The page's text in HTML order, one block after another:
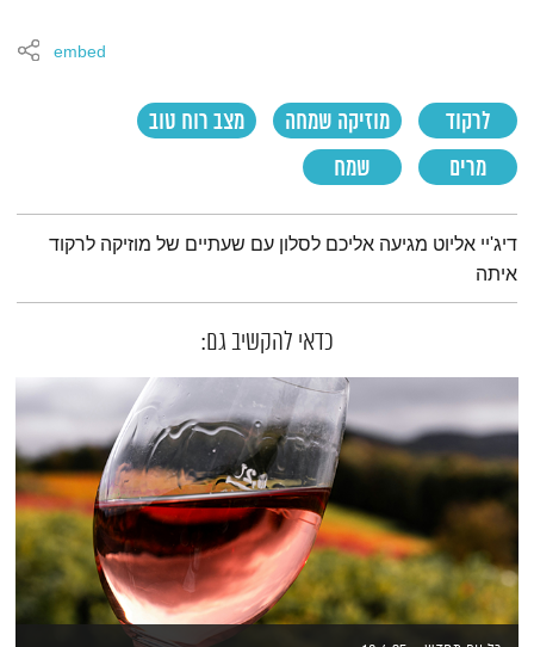
לרקוד מוזיקה שמחה
מצב רוח טוב
מרים
שמח
embed
תמצית הפודקאסט
דיג'יי אליוט מגיעה אליכם לסלון עם שעתיים של מוזיקה לרקוד
איתה
כדאי להקשיב גם: